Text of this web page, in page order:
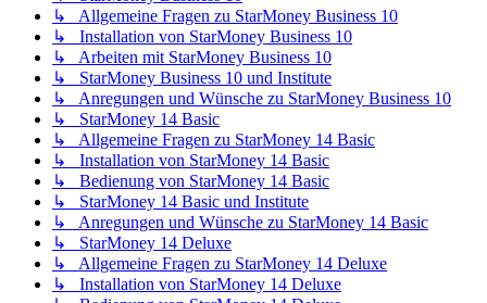
↳ Allgemeine Fragen zu StarMoney Business 10
↳ Installation von StarMoney Business 10
↳ Arbeiten mit StarMoney Business 10
↳ StarMoney Business 10 und Institute
↳ Anregungen und Wünsche zu StarMoney Business 10
↳ StarMoney 14 Basic
↳ Allgemeine Fragen zu StarMoney 14 Basic
↳ Installation von StarMoney 14 Basic
↳ Bedienung von StarMoney 14 Basic
↳ StarMoney 14 Basic und Institute
↳ Anregungen und Wünsche zu StarMoney 14 Basic
↳ StarMoney 14 Deluxe
↳ Allgemeine Fragen zu StarMoney 14 Deluxe
↳ Installation von StarMoney 14 Deluxe